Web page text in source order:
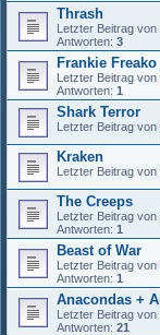
Thrash
Letzter Beitrag von
Antworten: 3
Frankie Freako
Letzter Beitrag von
Antworten: 1
Shark Terror
Letzter Beitrag von
Kraken
Letzter Beitrag von
The Creeps
Letzter Beitrag von
Antworten: 1
Beast of War
Letzter Beitrag von
Antworten: 1
Anacondas +
Letzter Beitrag von
Antworten: 21